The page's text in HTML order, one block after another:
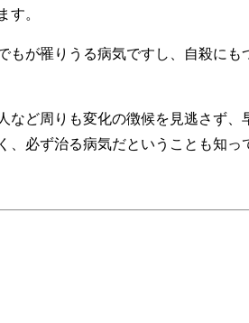
す。
もが罹りうる病気ですし、自殺にも
など周りも変化の徴候を見逃さず、
、必ず治る病気だということも知っ